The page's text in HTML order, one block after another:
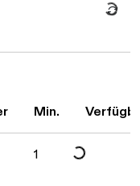
Min.
1 Daten